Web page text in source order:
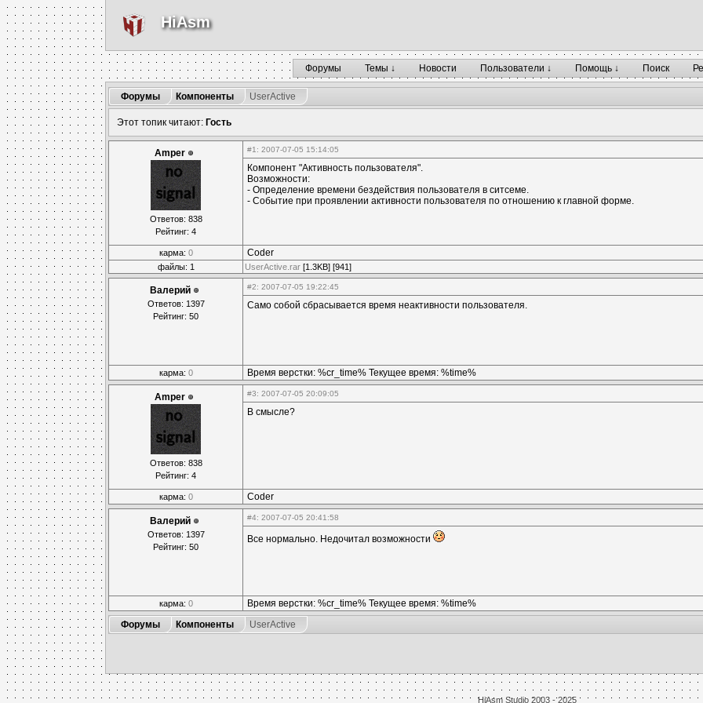
HiAsm
Форумы Темы ↓ Новости Пользователи ↓ Помощь ↓ Поиск
Форумы Компоненты UserActive
Этот топик читают: Гость
Amper
Ответов: 838
Рейтинг: 4
#1 : 2007-07-05 15:14:05
Компонент "Активность пользователя".
Возможности:
- Определение времени бездействия пользователя в ситсеме.
- Событие при проявлении активности пользователя по отношению к главной форме.
карма: 0 Coder
файлы: 1 UserActive.rar [1.3KB] [941]
Валерий
Ответов: 1397
Рейтинг: 50
#2: 2007-07-05 19:22:45
Само собой сбрасывается время неактивности пользователя.
карма: 0 Время верстки: %cr_time% Текущее время: %time%
Amper
Ответов: 838
Рейтинг: 4
#3: 2007-07-05 20:09:05
В смысле?
карма: 0 Coder
Валерий
Ответов: 1397
Рейтинг: 50
#4: 2007-07-05 20:41:58
Все нормально. Недочитал возможности
карма: 0 Время верстки: %cr_time% Текущее время: %time%
Форумы
Компоненты UserActive
HiAsm Studio 2003 - 2025